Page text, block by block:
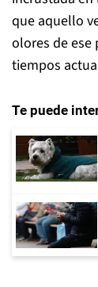
que aquello
olores de ese
tiempos
Te puede